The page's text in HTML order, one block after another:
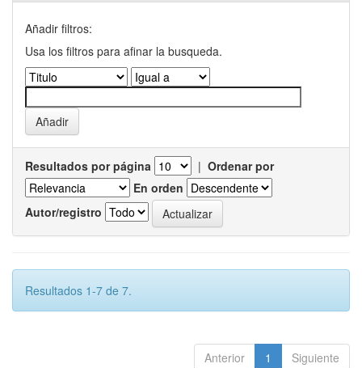
Añadir filtros:
Usa los filtros para afinar la busqueda.
Resultados por página | Ordenar por
En orden
Autor/registro
Resultados 1-7 de 7.
Anterior 1 Siguiente